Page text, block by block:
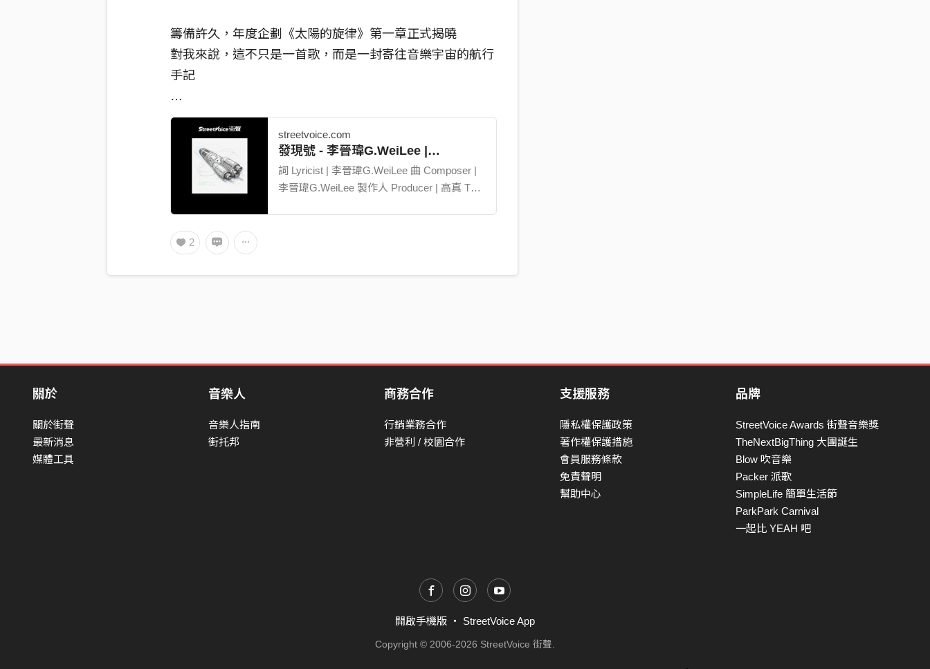
籌備許久，年度企劃《太陽的旋律》第一章正式揭曉
對我來說，這不只是一首歌，而是一封寄往音樂宇宙的航行
手記
故事才剛開始，你準備好跟我一起出發了嗎？
#李晉瑋 #GWeiLee #發現號 #太陽的旋律 #NewSingle
streetvoice.com
發現號 - 李晉瑋G.WeiLee |
StreetVoice 街聲 - 最潮音樂社群
詞 Lyricist | 李晉瑋G.WeiLee 曲 Composer |
李晉瑋G.WeiLee 製作人 Producer | 高真 TRU
鍵盤及合成器 Keys & Synthesizer｜苹修 PIX
Recording Engineer | 高暐翔 Emo Kao 人聲錄
EmoStudio @48K 人聲編輯 Vocal Editing｜高
暐翔 Emo Kao 混音及母帶工程師 Mixing &
2
關於
關於街聲
最新消息
媒體工具
音樂人
音樂人指南
街托邦
商務合作
行銷業務合作
非營利 / 校園合作
支援服務
隱私權保護政策
著作權保護措施
會員服務條款
免責聲明
幫助中心
品牌
StreetVoice Awards 街聲音樂獎
TheNextBigThing 大團誕生
Blow 吹音樂
Packer 派歌
SimpleLife 簡單生活節
ParkPark Carnival
一起比 YEAH 吧
開啟手機版 ・ StreetVoice App
Copyright © 2006-2026 StreetVoice 街聲.